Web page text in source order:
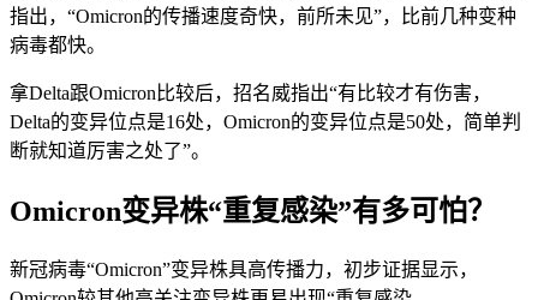
指出，“Omicron的传播速度奇快，前所未见”，比前几种变种
病毒都快。
拿Delta跟Omicron比较后，招名威指出“有比较才有伤害，
Delta的变异位点是16处，Omicron的变异位点是50处，简单判
断就知道厉害之处了”。
Omicron变异株“重复感染”有多可怕？
新冠病毒“Omicron”变异株具高传播力，初步证据显示，